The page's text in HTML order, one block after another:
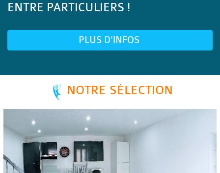
ENTRE PARTICULIERS !
PLUS D'INFOS
NOTRE SÉLECTION